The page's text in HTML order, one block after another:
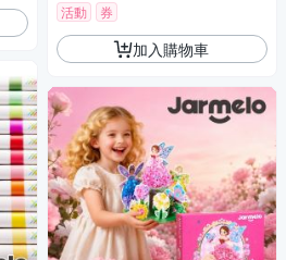
活動 券
加入購物車